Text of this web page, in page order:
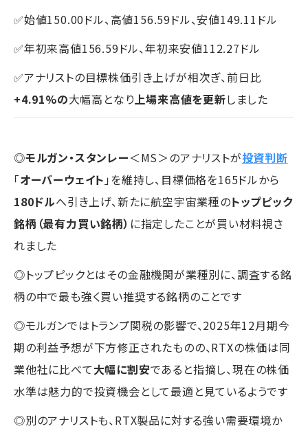
✅始値150.00ドル、高値156.59ドル、安値149.11ドル
✅年初来高値156.59ドル、年初来安値112.27ドル
✅アナリストの目標株価引き上げが相次ぎ、前日比
+4.91%の大幅高となり上場来高値を更新しました
◎モルガン・スタンレー＜MS＞のアナリストが投資判断
「オーバーウェイト 」を維持し、目標価格を165ドルから
180ドルへ引き上げ、新たに航空宇宙業種のトップピック
銘柄（最有力買い銘柄） に指定したことが買い材料視さ
れました
◎トップピックとはその金融機関が業種別に、調査する銘
柄の中で最も強く買い推奨する銘柄のことです
◎モルガンではトランプ関税の影響で、2025年12月期今
期の利益予想が下方修正されたものの、RTXの株価は同
業他社に比べて大幅に割安であると指摘し、現在の株価
水準は魅力的で投資機会として最適と見ているようです
◎別のアナリストも、RTX製品に対する強い需要環境か